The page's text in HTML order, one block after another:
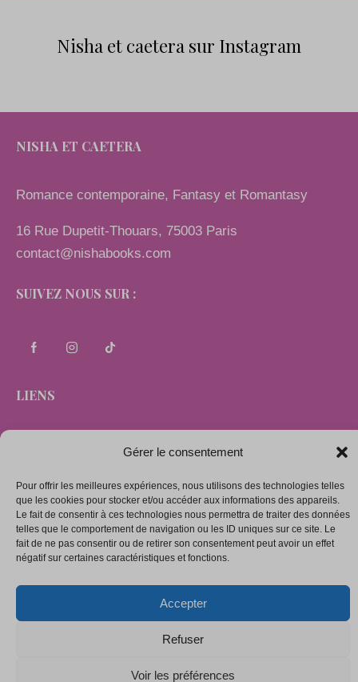
Gérer le consentement
Pour offrir les meilleures expériences, nous utilisons des technologies telles
que les cookies pour stocker et/ou accéder aux informations des appareils.
Le fait de consentir à ces technologies nous permettra de traiter des données
telles que le comportement de navigation ou les ID uniques sur ce site. Le
fait de ne pas consentir ou de retirer son consentement peut avoir un effet
négatif sur certaines caractéristiques et fonctions.
Accepter
Refuser
Voir les préférences
Nisha et caetera sur Instagram
NISHA ET CAETERA
Romance contemporaine, Fantasy et Romantasy
16 Rue Dupetit-Thouars, 75003 Paris
contact@nishabooks.com
SUIVEZ NOUS SUR :
LIENS
Politique de confidentialité
Politique de cookies (UE)
Copyright © 2026. Tous droits réservés.